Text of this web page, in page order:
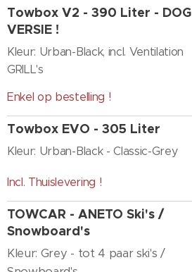
Towbox V2 - 390 Liter - DOG
VERSIE !
Kleur: Urban-Black, incl. Ventilation
GRILL's
Enkel op bestelling !
Towbox EVO - 305 Liter
Kleur: Urban-Black - Classic-Grey
Incl. Thuislevering !
TOWCAR - ANETO Ski's /
Snowboard's
Kleur: Grey - tot 4 paar ski's /